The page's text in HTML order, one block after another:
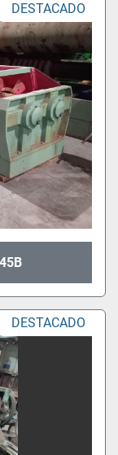
DESTACADO
DESTACADO